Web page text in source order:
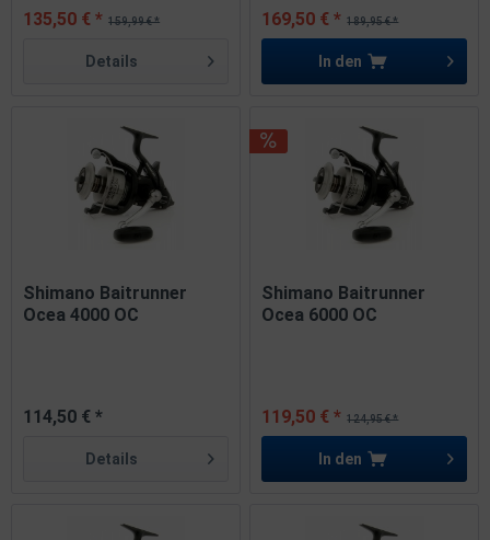
159,99 € *
135,50 € *
Details
189,95 € *
169,50 € *
In den
Shimano Baitrunner
Ocea 4000 OC
114,50 € *
Details
Shimano Baitrunner
Ocea 6000 OC
124,95 € *
119,50 € *
In den